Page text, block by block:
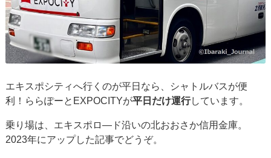
エキスポシティへ行くのが平日なら、シャトルバスが便
利！ららぽーとEXPOCITYが平日だけ運行しています。
乗り場は、エキスポロ―ド沿いの北おおさか信用金庫。
2023年にアップした記事でどうぞ。